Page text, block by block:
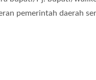
pemerintah daerah